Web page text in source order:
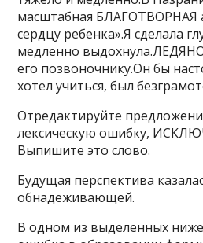
масштабная БЛАГОТВОРНАЯ
сердцу ребенка».Я сделала
медленно
его позвоночнику.Он бы
хотел учиться, был
Отредактируйте
лексическую ошибку,
Выпишите это слово.
Будущая перспектива
обнадеживающей.
В одном из выделенных